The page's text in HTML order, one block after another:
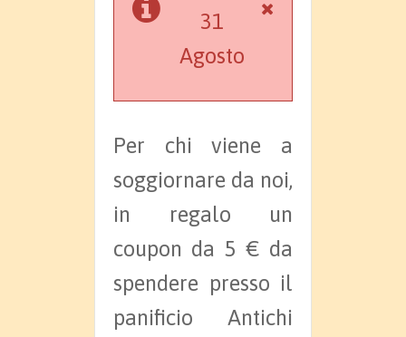
31
Agosto
Per chi viene a
soggiornare da noi,
in regalo un
coupon da 5 € da
spendere presso il
panificio Antichi